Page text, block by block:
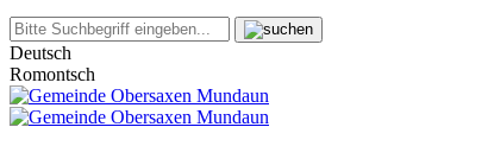
Deutsch
Romontsch